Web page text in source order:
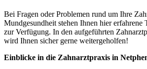
Bei Fragen oder Problemen rund um Ihre
Mundgesundheit stehen Ihnen hier erfahrene
zur Verfügung. In den aufgeführten
wird Ihnen sicher gerne weitergeholfen!
Einblicke in die Zahnarztpraxis in